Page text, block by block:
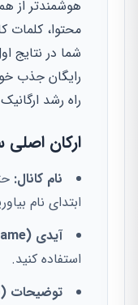
هوشمندتر از
محتوا، کلمات
شما در نتایج
رایگان جذب
راه رشد ارگانیک در
ارکان اصلی
نام کانال:
ابتدای نام
آیدی (Username):
استفاده کنید.
توضیحات (Bio):